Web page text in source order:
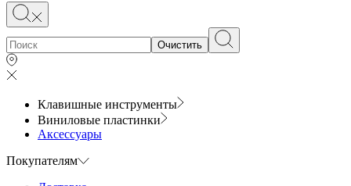
Очистить
Клавишные инструменты
Виниловые пластинки
Аксессуары
Покупателям